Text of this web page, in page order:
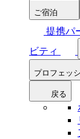
ご宿泊
提携パ
ビティ
プロフェッ
戻る